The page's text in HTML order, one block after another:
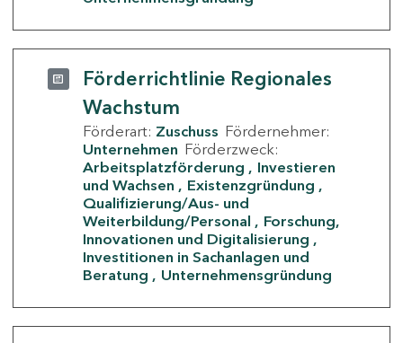
Förderrichtlinie Regionales
Wachstum
Förderart: Zuschuss Fördernehmer:
Unternehmen Förderzweck:
Arbeitsplatzförderung
Investieren
und Wachsen
Existenzgründung
Qualifizierung/Aus- und
Weiterbildung/Personal
Forschung,
Innovationen und Digitalisierung
Investitionen in Sachanlagen und
Beratung
Unternehmensgründung